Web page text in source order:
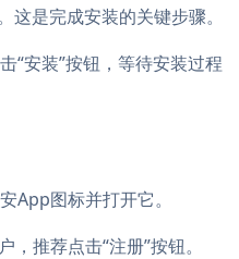
这是完成安装的关键步骤。
“安装”按钮，等待安装过程
App图标并打开它。
推荐点击“注册”按钮。